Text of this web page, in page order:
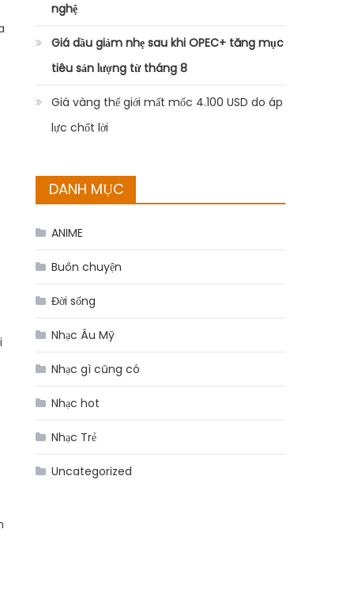
nghệ
Giá dầu giảm nhẹ sau khi OPEC+ tăng mục
tiêu sản lượng từ tháng 8
Giá vàng thế giới mất mốc 4.100 USD do áp
lực chốt lời
DANH MỤC
ANIME
Buôn chuyện
Đời sống
Nhạc Âu Mỹ
Nhạc gì cũng có
Nhạc hot
Nhạc Trẻ
Uncategorized